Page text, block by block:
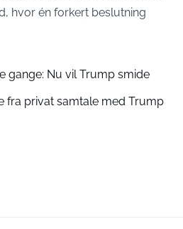
hvor én forkert beslutning
gange: Nu vil Trump smide
fra privat samtale med Trump